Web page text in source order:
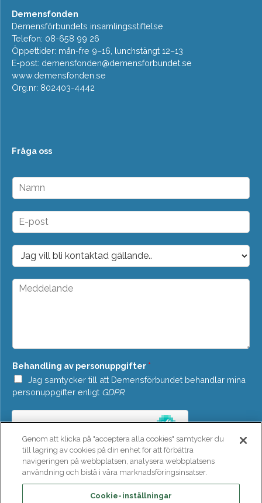
Demensfonden
Demensförbundets insamlingsstiftelse
Telefon: 08-658 99 26
Öppettider: mån-fre 9–16, lunchstängt 12–13
E-post: demensfonden@demensforbundet.se
www.demensfonden.se
Org.nr: 802403-4442
Fråga oss
N
m
n
E
p
o
t
*
D
o
p
M
a
d
e
*
Behandling av personuppgifter *
Jag samtycker till att Demensförbundet behandlar mina
personuppgifter enligt GDPR.
SKICKA
Genom att klicka på "acceptera alla cookies" samtycker du
till lagring av cookies på din enhet för att förbättra
navigeringen på webbplatsen, analysera webbplatsens
användning och bistå i våra marknadsföringsinsatser.
Cookie-inställningar